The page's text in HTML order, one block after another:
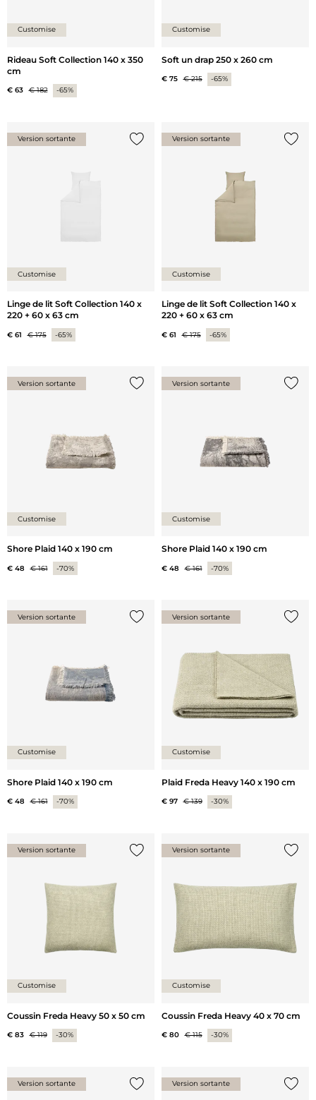
Customise
Rideau Soft Collection 140 x 350
cm
€ 63 € 182 -65%
Customise
Soft un drap 250 x 260 cm
€ 75 € 215 -65%
Version sortante
Customise
Linge de lit Soft Collection 140 x
220 + 60 x 63 cm
€ 61 € 175 -65%
Version sortante
Customise
Linge de lit Soft Collection 140 x
220 + 60 x 63 cm
€ 61 € 175 -65%
Version sortante
Customise
Shore Plaid 140 x 190 cm
€ 48 € 161 -70%
Version sortante
Customise
Shore Plaid 140 x 190 cm
€ 48 € 161 -70%
Version sortante
Customise
Shore Plaid 140 x 190 cm
€ 48 € 161 -70%
Version sortante
Customise
Plaid Freda Heavy 140 x 190 cm
€ 97 € 139 -30%
Version sortante
Customise
Coussin Freda Heavy 50 x 50 cm
€ 83 € 119 -30%
Version sortante
Customise
Coussin Freda Heavy 40 x 70 cm
€ 80 € 115 -30%
Version sortante Version sortante